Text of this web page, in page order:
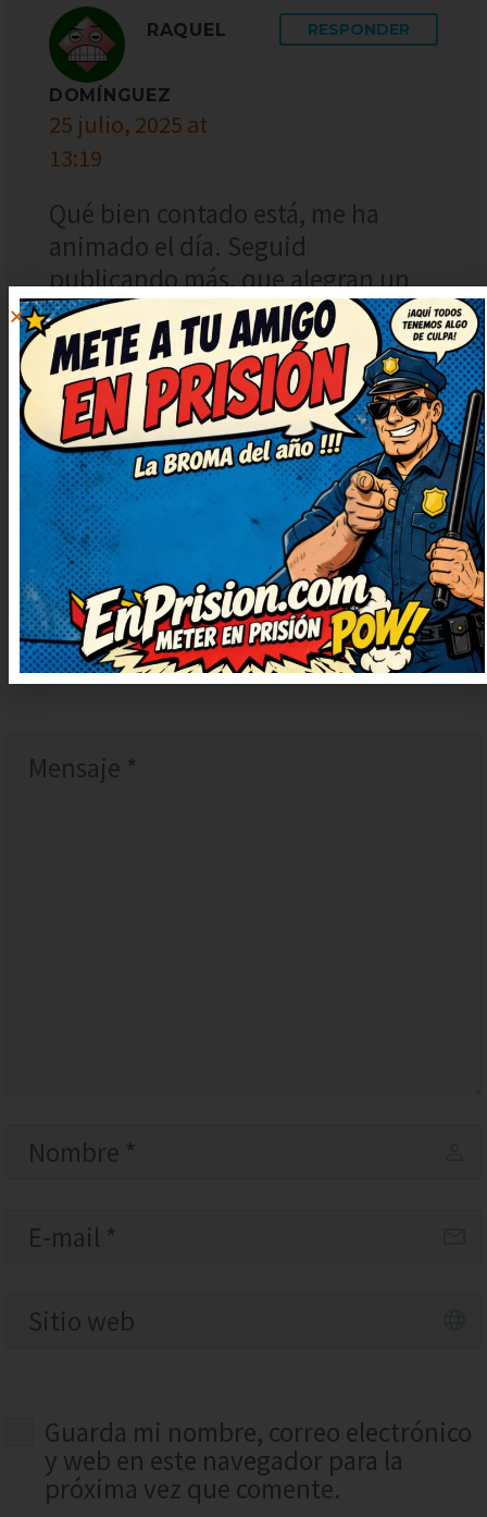
RAQUEL
DOMÍNGUEZ
25 julio, 2025 at
13:19
RESPONDER
Qué bien contado está, me ha
animado el día. Seguid
publicando más, que alegran un
montón. Deberían hacer una serie
solo con chistes como este. Me ha
levantado el ánimo por completo,
gracias.
DEJARUN
COMENTARIO
Guarda mi nombre, correo electrónico
y web en este navegador para la
próxima vez que comente.